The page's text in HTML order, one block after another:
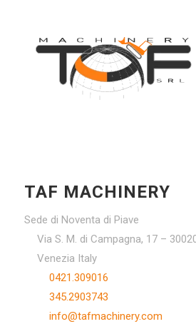
TAF MACHINERY
Sede di Noventa di Piave
Via S. M. di Campagna, 17 –
Venezia Italy
0421.309016
345.2903743
info@tafmachinery.com